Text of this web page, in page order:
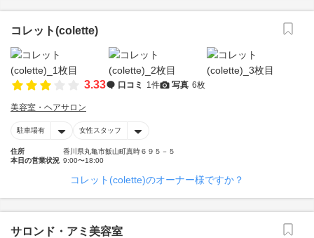
コレット(colette)
3.33 口コミ 1件 写真 6枚
美容室・ヘアサロン
駐車場有 女性スタッフ
住所
香川県丸亀市飯山町真時６９５－５
本日の営業状況 9:00〜18:00
コレット(colette)のオーナー様ですか？
サロンド・アミ美容室